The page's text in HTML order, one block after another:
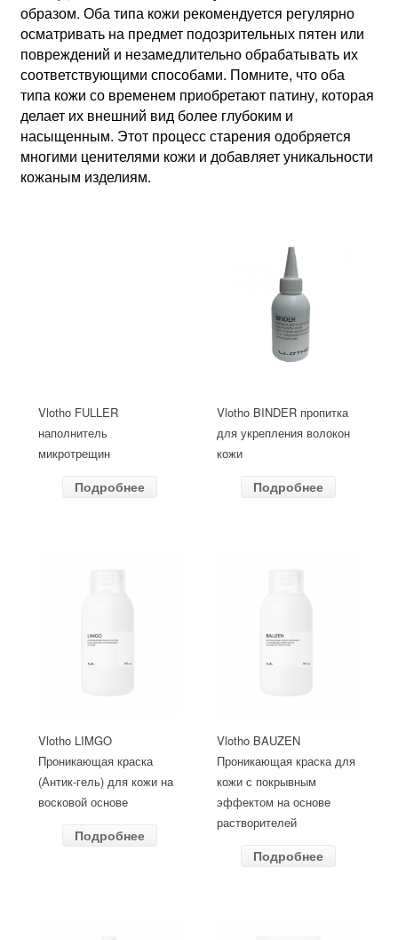
образом. Оба типа кожи рекомендуется регулярно
осматривать на предмет подозрительных пятен или
повреждений и незамедлительно обрабатывать их
соответствующими способами. Помните, что оба
типа кожи со временем приобретают патину, которая
делает их внешний вид более глубоким и
насыщенным. Этот процесс старения одобряется
многими ценителями кожи и добавляет уникальности
кожаным изделиям.
Vlotho FULLER
наполнитель
микротрещин
Подробнее
Vlotho BINDER пропитка
для укрепления волокон
кожи
Подробнее
Vlotho LIMGO
Проникающая краска
(Антик-гель) для кожи на
восковой основе
Подробнее
Vlotho BAUZEN
Проникающая краска для
кожи с покрывным
эффектом на основе
растворителей
Подробнее